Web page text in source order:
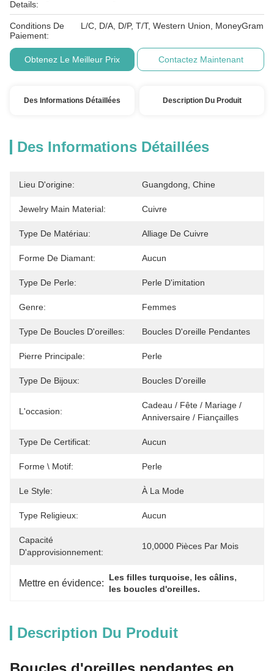
Details:
Conditions De
Paiement:
L/C, D/A, D/P, T/T, Western Union, MoneyGram
Obtenez Le Meilleur Prix Contactez Maintenant
Des Informations Détaillées Description Du Produit
Des Informations Détaillées
Lieu D'origine: Guangdong, Chine
Jewelry Main Material: Cuivre
Type De Matériau: Alliage De Cuivre
Forme De Diamant: Aucun
Type De Perle: Perle D'imitation
Genre: Femmes
Type De Boucles D'oreilles: Boucles D'oreille Pendantes
Pierre Principale: Perle
Type De Bijoux: Boucles D'oreille
L'occasion:
Cadeau / Fête / Mariage /
Anniversaire / Fiançailles
Type De Certificat: Aucun
Forme \ Motif: Perle
Le Style: À La Mode
Type Religieux: Aucun
Capacité
D'approvisionnement:
10,0000 Pièces Par Mois
Mettre en évidence: Les filles turquoise, les câlins,
les boucles d'oreilles.
Description Du Produit